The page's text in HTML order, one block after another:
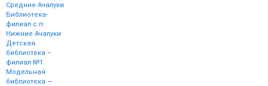
Средние Ачалуки
Библиотека-
филиал с.п.
Нижние Ачалуки
Детская
библиотека –
филиал №1
Модельная
библиотека —